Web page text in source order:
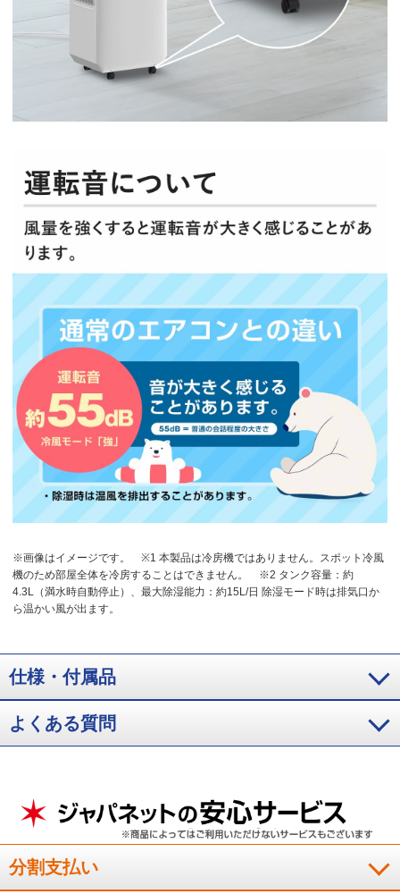
※画像はイメージです。
※1 本製品は冷房機ではありません。スポット冷風
機のため部屋全体を冷房することはできません。
※2 タンク容量：約
4.3L（満水時自動停止）、最大除湿能力：約15L/日 除湿モード時は排気口か
ら温かい風が出ます。
仕様・付属品
よくある質問
分割支払い